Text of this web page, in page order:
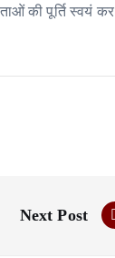
की पूर्ति स्वयं कर
Next Post